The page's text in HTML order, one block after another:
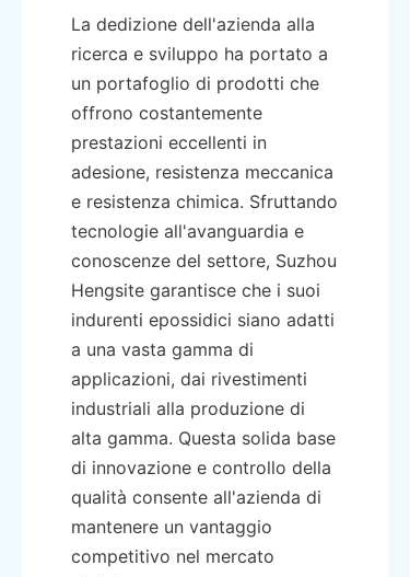
La dedizione dell'azienda alla
ricerca e sviluppo ha portato a
un portafoglio di prodotti che
offrono costantemente
prestazioni eccellenti in
adesione, resistenza meccanica
e resistenza chimica. Sfruttando
tecnologie all'avanguardia e
conoscenze del settore, Suzhou
Hengsite garantisce che i suoi
indurenti epossidici siano adatti
a una vasta gamma di
applicazioni, dai rivestimenti
industriali alla produzione di
alta gamma. Questa solida base
di innovazione e controllo della
qualità consente all'azienda di
mantenere un vantaggio
competitivo nel mercato